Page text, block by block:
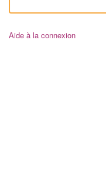
Aide à la connexion